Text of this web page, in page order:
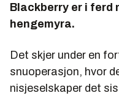
Blackberry er i ferd
hengemyra.
Det skjer under en
snuoperasjon, hvor
nisjeselskaper det